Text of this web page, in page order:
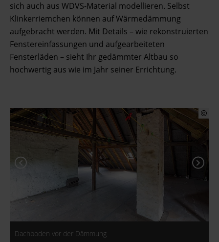
sich auch aus WDVS-Material modellieren. Selbst
Klinkerriemchen können auf Wärmedämmung
aufgebracht werden. Mit Details – wie rekonstruierten
Fenstereinfassungen und aufgearbeiteten
Fensterläden – sieht Ihr gedämmter Altbau so
hochwertig aus wie im Jahr seiner Errichtung.
Dachboden vor der Dämmung